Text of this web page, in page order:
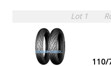
Lot 1
110/